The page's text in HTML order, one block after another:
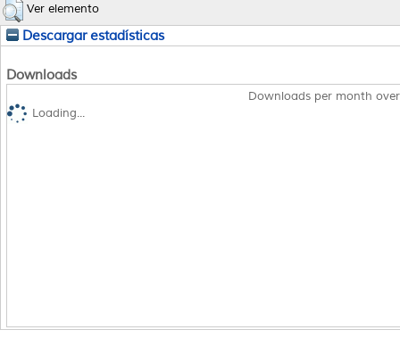
Ver elemento
Descargar estadísticas
Downloads
Downloads per month
Loading...